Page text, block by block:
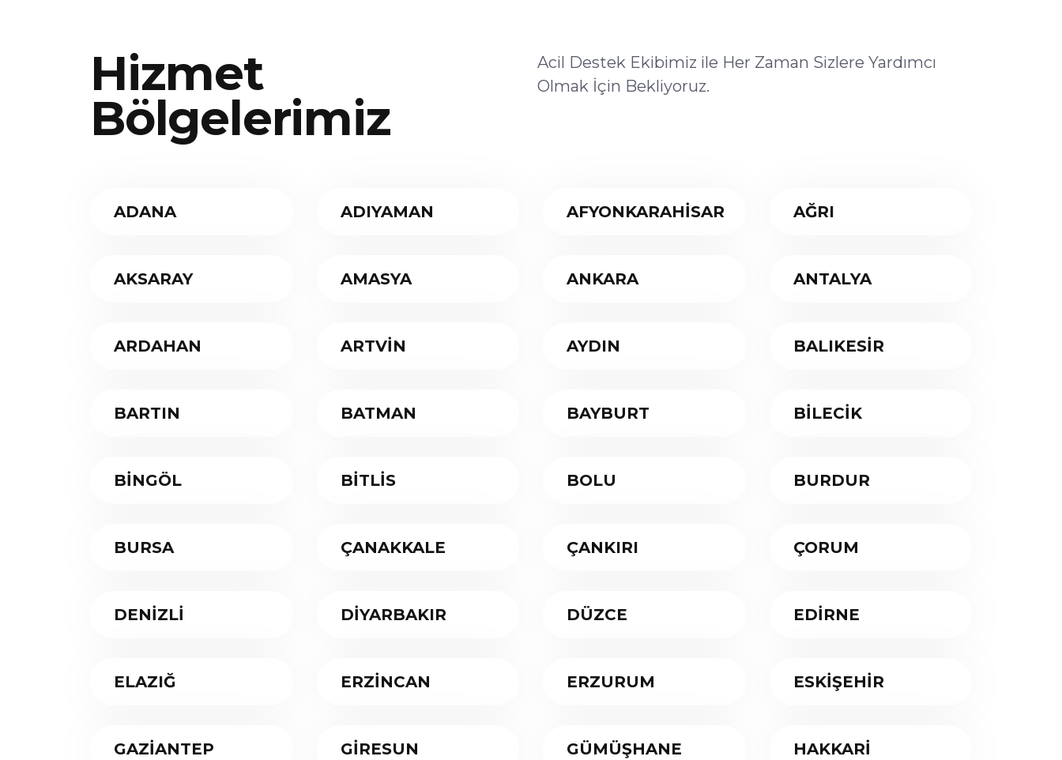
Hizmet
Bölgelerimiz
Acil Destek Ekibimiz ile Her Zaman Sizlere Yardımcı
Olmak İçin Bekliyoruz.
ADANA ADIYAMAN AFYONKARAHİSAR AĞRI
AKSARAY AMASYA ANKARA ANTALYA
ARDAHAN ARTVİN AYDIN BALIKESİR
BARTIN BATMAN BAYBURT BİLECİK
BİNGÖL BİTLİS BOLU BURDUR
BURSA ÇANAKKALE ÇANKIRI ÇORUM
DENİZLİ DİYARBAKIR DÜZCE EDİRNE
ELAZIĞ ERZİNCAN ERZURUM ESKİŞEHİR
GAZİANTEP GİRESUN GÜMÜŞHANE HAKKARİ